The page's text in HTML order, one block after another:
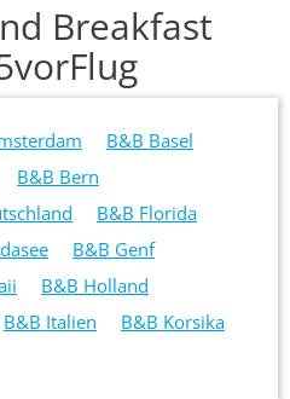
Breakfast
B&B Basel
B&B Bern
B&B Florida
B&B Genf
B&B Holland
B&B Italien
B&B Korsika